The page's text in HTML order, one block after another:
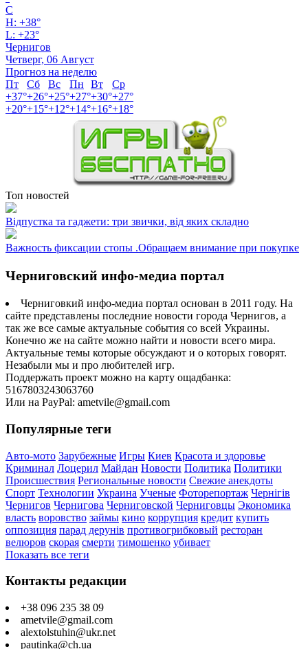
C
H: +38°
L: +23°
Чернигов
Четверг, 06 Август
Прогноз на неделю
Пт
Сб Вс Пн Вт
Ср
+37°+26°+25°+27°+30°+27°
+20°+15°+12°+14°+16°+18°
Топ новостей
Відпустка та гаджети: три звички, від яких складно
Важность фиксации стопы .Обращаем внимание при покупке
Черниговский инфо-медиа портал
Черниговкий инфо-медиа портал основан в 2011 году. На
сайте представлены последние новости города Чернигов, а
так же все самые актуальные события со всей Украины.
Конечно же на сайте можно найти и новости всего мира.
Актуальные темы которые обсуждают и о которых говорят.
Незабыли мы и про любителей игр.
Поддержать проект можно на карту ощадбанка:
5167803243063760
Или на PayPal: ametvile@gmail.com
Популярные теги
Авто-мото Зарубежные Игры Киев Красота и здоровье
Криминал Лоцерил Майдан Новости Политика Политики
Происшествия Региональные новости Свежие анекдоты
Спорт Технологии Украина Ученые Фоторепортаж Чернігів
Чернигов Чернигова Черниговской Черниговцы Экономика
власть воровство займы кино коррупция кредит купить
оппозиция парад дерунів противогрибковый ресторан
велюров скорая смерти тимошенко убивает
Показать все теги
Контакты редакции
+38 096 235 38 09
ametvile@gmail.com
alextolstuhin@ukr.net
pautinka@ch.ua